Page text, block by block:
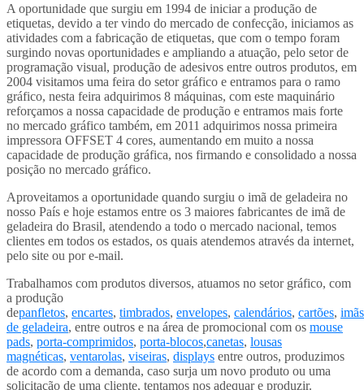
A oportunidade que surgiu em 1994 de iniciar a produção de
etiquetas, devido a ter vindo do mercado de confecção, iniciamos as
atividades com a fabricação de etiquetas, que com o tempo foram
surgindo novas oportunidades e ampliando a atuação, pelo setor de
programação visual, produção de adesivos entre outros produtos, em
2004 visitamos uma feira do setor gráfico e entramos para o ramo
gráfico, nesta feira adquirimos 8 máquinas, com este maquinário
reforçamos a nossa capacidade de produção e entramos mais forte
no mercado gráfico também, em 2011 adquirimos nossa primeira
impressora OFFSET 4 cores, aumentando em muito a nossa
capacidade de produção gráfica, nos firmando e consolidado a nossa
posição no mercado gráfico.
Aproveitamos a oportunidade quando surgiu o imã de geladeira no
nosso País e hoje estamos entre os 3 maiores fabricantes de imã de
geladeira do Brasil, atendendo a todo o mercado nacional, temos
clientes em todos os estados, os quais atendemos através da internet,
pelo site ou por e-mail.
Trabalhamos com produtos diversos, atuamos no setor gráfico, com
a produção
depanfletos, encartes, timbrados, envelopes, calendários, cartões, imãs
de geladeira, entre outros e na área de promocional com os mouse
pads, porta-comprimidos, porta-blocos,canetas, lousas
magnéticas, ventarolas, viseiras, displays entre outros, produzimos
de acordo com a demanda, caso surja um novo produto ou uma
solicitação de uma cliente, tentamos nos adequar e produzir.